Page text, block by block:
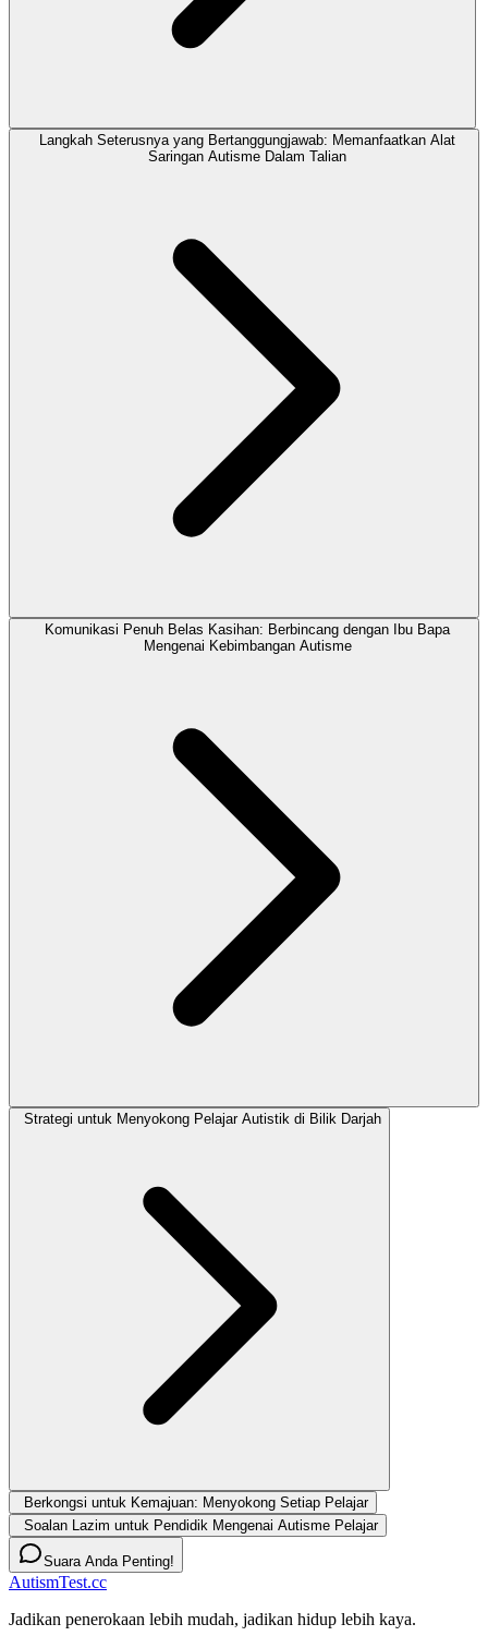
Langkah Seterusnya yang Bertanggungjawab: Memanfaatkan Alat
Saringan Autisme Dalam Talian
Komunikasi Penuh Belas Kasihan: Berbincang dengan Ibu Bapa
Mengenai Kebimbangan Autisme
Strategi untuk Menyokong Pelajar Autistik di Bilik Darjah
Berkongsi untuk Kemajuan: Menyokong Setiap Pelajar
Soalan Lazim untuk Pendidik Mengenai Autisme Pelajar
Suara Anda Penting!
AutismTest.cc
Jadikan penerokaan lebih mudah, jadikan hidup lebih kaya.